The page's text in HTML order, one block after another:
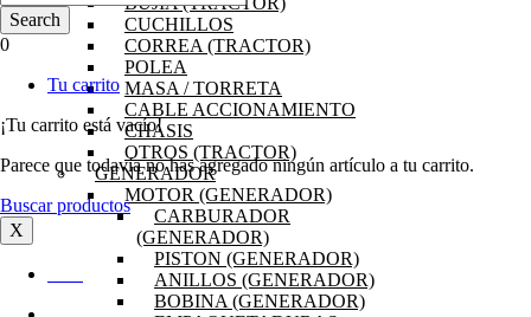
CUCHILLOS
CORREA (TRACTOR)
POLEA
MASA / TORRETA
CABLE ACCIONAMIENTO
CHASIS
OTROS (TRACTOR)
GENERADOR
MOTOR (GENERADOR)
CARBURADOR
(GENERADOR)
PISTON (GENERADOR)
ANILLOS (GENERADOR)
BOBINA (GENERADOR)
0
Tu carrito
¡Tu carrito está vacío!
Parece que todavía no has agregado ningún artículo a tu carrito.
Buscar productos
X